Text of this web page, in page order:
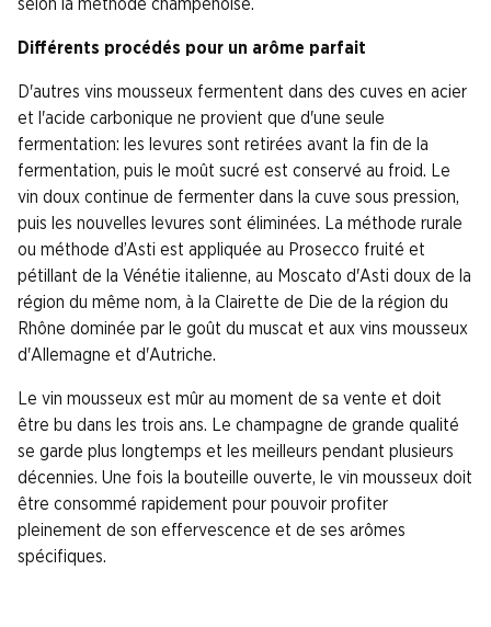
selon la méthode champenoise.
Différents procédés pour un arôme parfait
D'autres vins mousseux fermentent dans des cuves en acier
et l'acide carbonique ne provient que d'une seule
fermentation: les levures sont retirées avant la fin de la
fermentation, puis le moût sucré est conservé au froid. Le
vin doux continue de fermenter dans la cuve sous pression,
puis les nouvelles levures sont éliminées. La méthode rurale
ou méthode d’Asti est appliquée au Prosecco fruité et
pétillant de la Vénétie italienne, au Moscato d'Asti doux de la
région du même nom, à la Clairette de Die de la région du
Rhône dominée par le goût du muscat et aux vins mousseux
d'Allemagne et d'Autriche.
Le vin mousseux est mûr au moment de sa vente et doit
être bu dans les trois ans. Le champagne de grande qualité
se garde plus longtemps et les meilleurs pendant plusieurs
décennies. Une fois la bouteille ouverte, le vin mousseux doit
être consommé rapidement pour pouvoir profiter
pleinement de son effervescence et de ses arômes
spécifiques.